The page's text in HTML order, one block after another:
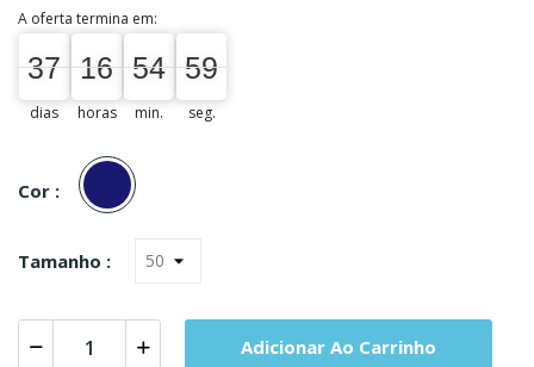
A oferta termina em:
37
37
00
dias
16
16
00
horas
54
54
55
min.
59
58
59
seg.
Cor :
Marinho
Tamanho :
Adicionar Ao Carrinho